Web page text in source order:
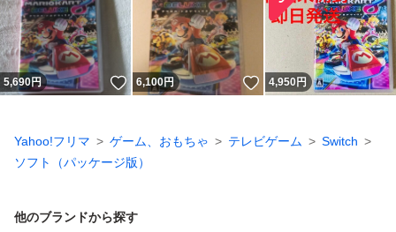
5,690円 いいね！
6,100円 いいね！
4,950円
Yahoo!フリマ ゲーム、おもちゃ テレビゲーム
Switch
ソフト（パッケージ版）
他のブランドから探す